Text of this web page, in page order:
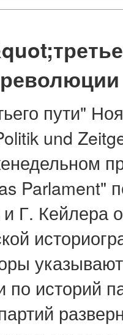
пути"
und
Parlament"
Г. Кейлера
по историй